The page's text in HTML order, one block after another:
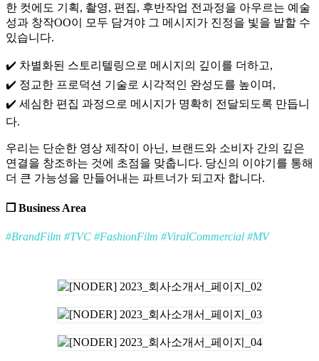
한 컷에도 기획, 촬영, 편집, 후반작업 전과정을 아우르는 예술
성과 창작OO이 모두 담겨야 그 메시지가 진정을 빛을 발할 수
있습니다.
✔️ 차별화된 스토리텔링으로 메시지의 깊이를 더하고,
✔️ 정교한 프로덕션 기술로 시각적인 완성도를 높이며,
✔️ 세심한 편집 과정으로 메시지가 명확히 전달되도록 만듭니
다.
우리는 단순한 영상 제작이 아닌, 브랜드와 소비자 간의 깊은
연결을 창조하는 것에 초점을 맞춥니다. 당신의 이야기를 통해
더 큰 가능성을 만들어내는 파트너가 되고자 합니다.
❐ Business Area
#BrandFilm #TVC #FashionFilm #ViralCommercial #MV